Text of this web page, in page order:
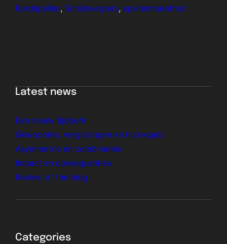
Bordspellen, Schijnwerpers, spellenmarathon
Latest news
Een nieuw tijdperk
Gewoontes, vergissingen en huisregels
Asymmetrie en combinaties
Impact en consequenties
Revival of the blog
Categories